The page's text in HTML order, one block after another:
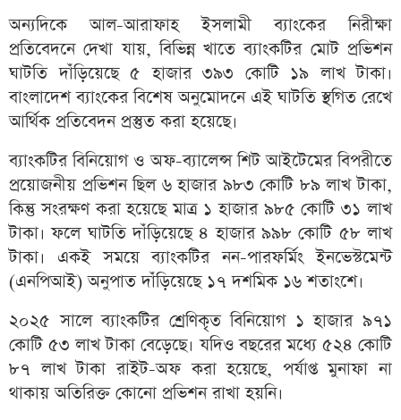
অন্যদিকে আল-আরাফাহ ইসলামী ব্যাংকের নিরীক্ষা
প্রতিবেদনে দেখা যায়, বিভিন্ন খাতে ব্যাংকটির মোট প্রভিশন
ঘাটতি দাঁড়িয়েছে ৫ হাজার ৩৯৩ কোটি ১৯ লাখ টাকা।
বাংলাদেশ ব্যাংকের বিশেষ অনুমোদনে এই ঘাটতি স্থগিত রেখে
আর্থিক প্রতিবেদন প্রস্তুত করা হয়েছে।
ব্যাংকটির বিনিয়োগ ও অফ-ব্যালেন্স শিট আইটেমের বিপরীতে
প্রয়োজনীয় প্রভিশন ছিল ৬ হাজার ৯৮৩ কোটি ৮৯ লাখ টাকা,
কিন্তু সংরক্ষণ করা হয়েছে মাত্র ১ হাজার ৯৮৫ কোটি ৩১ লাখ
টাকা। ফলে ঘাটতি দাঁড়িয়েছে ৪ হাজার ৯৯৮ কোটি ৫৮ লাখ
টাকা। একই সময়ে ব্যাংকটির নন-পারফর্মিং ইনভেস্টমেন্ট
(এনপিআই) অনুপাত দাঁড়িয়েছে ১৭ দশমিক ১৬ শতাংশে।
২০২৫ সালে ব্যাংকটির শ্রেণিকৃত বিনিয়োগ ১ হাজার ৯৭১
কোটি ৫৩ লাখ টাকা বেড়েছে। যদিও বছরের মধ্যে ৫২৪ কোটি
৮৭ লাখ টাকা রাইট-অফ করা হয়েছে, পর্যাপ্ত মুনাফা না
থাকায় অতিরিক্ত কোনো প্রভিশন রাখা হয়নি।